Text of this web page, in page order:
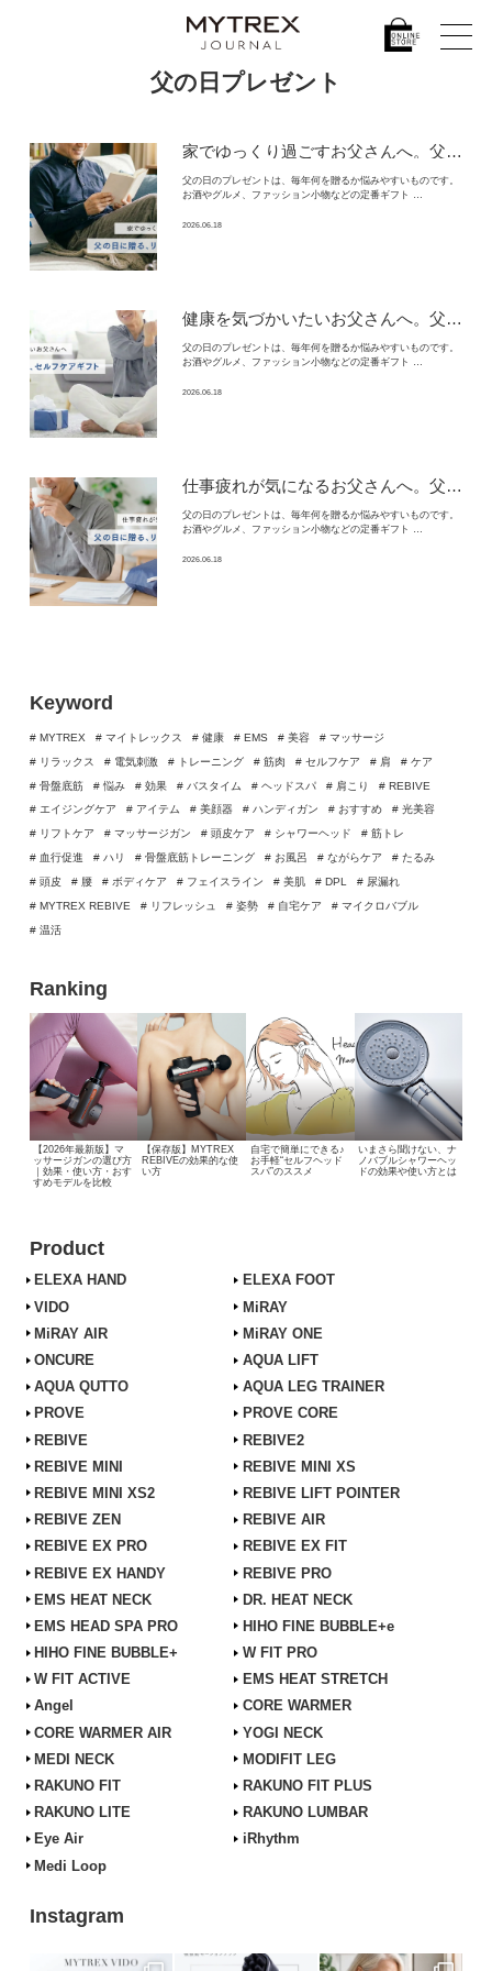
Keyword
# MYTREX # マイトレックス # 健康 # EMS # 美容
# マッサージ
# リラックス
# 電気刺激 # トレーニング # 筋肉 # セルフケア # 肩
# ケア
# 骨盤底筋
# 悩み # 効果 # バスタイム # ヘッドスパ # 肩こり
# REBIVE
# エイジングケア
# アイテム # 美顔器 # ハンディガン # おすすめ
# 光美容
# リフトケア
# マッサージガン # 頭皮ケア # シャワーヘッド
# 筋トレ
# 血行促進
# ハリ # 骨盤底筋トレーニング # お風呂 # ながらケア
# たるみ
# 頭皮
# 腰 # ボディケア # フェイスライン # 美肌 # DPL
# 尿漏れ
# MYTREX REBIVE
# リフレッシュ # 姿勢 # 自宅ケア
# マイクロバブル
# 温活
Ranking
【2026年最新版】マ
ッサージガンの選び方
｜効果・使い方・おす
すめモデルを比較
【保存版】MYTREX
REBIVEの効果的な使
い方
自宅で簡単にできる♪
お手軽“セルフヘッド
スパ”のススメ
いまさら聞けない、ナ
ノバブルシャワーヘッ
ドの効果や使い方とは
Product
ELEXA HAND
ELEXA FOOT
VIDO
MiRAY
MiRAY AIR
MiRAY ONE
ONCURE
AQUA LIFT
AQUA QUTTO
AQUA LEG TRAINER
PROVE
PROVE CORE
REBIVE
REBIVE2
REBIVE MINI
REBIVE MINI XS
REBIVE MINI XS2
REBIVE LIFT POINTER
REBIVE ZEN
REBIVE AIR
REBIVE EX PRO
REBIVE EX FIT
REBIVE EX HANDY
REBIVE PRO
EMS HEAT NECK
DR. HEAT NECK
EMS HEAD SPA PRO
HIHO FINE BUBBLE+e
HIHO FINE BUBBLE+
W FIT PRO
W FIT ACTIVE
EMS HEAT STRETCH
Angel
CORE WARMER
CORE WARMER AIR
YOGI NECK
MEDI NECK
MODIFIT LEG
RAKUNO FIT
RAKUNO FIT PLUS
RAKUNO LITE
RAKUNO LUMBAR
Eye Air
iRhythm
Medi Loop
Instagram
父の日プレゼント
家でゆっくり過ごすお父さんへ。 父の日に贈りたい実用的なリラックスギフト
父の日のプレゼントは、毎年何を贈るか悩みやすいものです。
お酒やグルメ、ファッション小物などの定番ギフト …
2026.06.18
健康を気づかいたいお父さんへ。 父の日に贈りたい実用的なセルフケアギフト
父の日のプレゼントは、毎年何を贈るか悩みやすいものです。
お酒やグルメ、ファッション小物などの定番ギフト …
2026.06.18
仕事疲れが気になるお父さんへ。 父の日に贈りたい実用的なリラックスギフト
父の日のプレゼントは、毎年何を贈るか悩みやすいものです。
お酒やグルメ、ファッション小物などの定番ギフト …
2026.06.18